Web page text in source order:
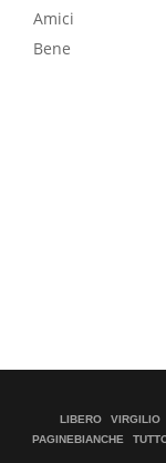
Amici
Bene
LIBERO VIRGILIO
PAGINEBIANCHE